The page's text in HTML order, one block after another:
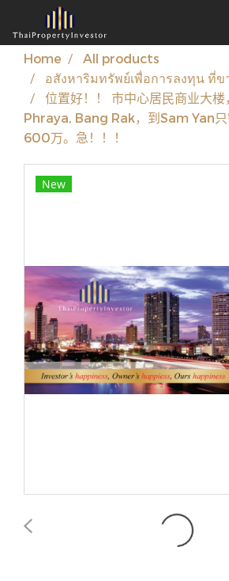
Home
All products
อสังหาริมทรัพย์เพื่อการลงทุน ที่ข
位置好！！ 市中心居民商业大
Phraya, Bang Rak，到Sam Yan只
600万。急！！！
New